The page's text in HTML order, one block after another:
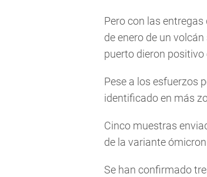
Pero con las
de enero de un
puerto dieron positivo
Pese a los esfuerzos
identificado en más
Cinco muestras
de la variante
Se han confirmado